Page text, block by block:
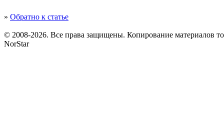
» Обратно к статье
© 2008-2026. Все права защищены. Копирование материалов
NorStar